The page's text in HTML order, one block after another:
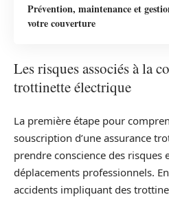
Prévention, maintenance et
votre couverture
Les risques associés à la
trottinette électrique
La première étape pour
souscription d’une assurance
prendre conscience des risques
déplacements professionnels.
accidents impliquant des